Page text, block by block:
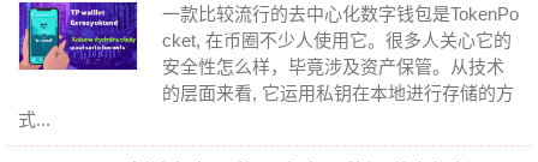
一款比较流行的去中心化数字钱包是TokenPo
cket, 在币圈不少人使用它。很多人关心它的
安全性怎么样，毕竟涉及资产保管。从技术
的层面来看, 它运用私钥在本地进行存储的方
式...